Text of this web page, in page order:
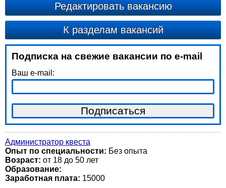
Редактировать вакансию
К разделам вакансий
Подписка на свежие вакансии по e-mail
Ваш e-mail:
Администратор квеста
Опыт по специальности: Без опыта
Возраст: от 18 до 50 лет
Образование:
Заработная плата: 15000